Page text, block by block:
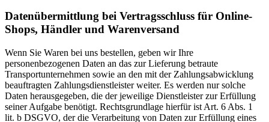
Daten­übermittlung bei Vertragsschluss für Online-
Shops, Händler und Warenversand
Wenn Sie Waren bei uns bestellen, geben wir Ihre
personenbezogenen Daten an das zur Lieferung betraute
Transportunternehmen sowie an den mit der Zahlungsabwicklung
beauftragten Zahlungsdienstleister weiter. Es werden nur solche
Daten herausgegeben, die der jeweilige Dienstleister zur Erfüllung
seiner Aufgabe benötigt. Rechtsgrundlage hierfür ist Art. 6 Abs. 1
lit. b DSGVO, der die Verarbeitung von Daten zur Erfüllung eines